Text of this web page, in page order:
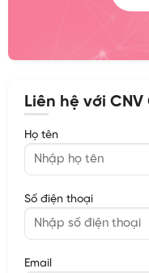
Liên hệ với CNV
Họ tên
Số điện thoại
Email